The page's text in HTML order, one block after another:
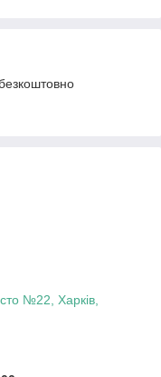
№22, Харків,